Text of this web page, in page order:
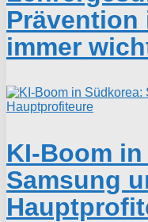
Prävention
immer
KI-Boom
Samsung